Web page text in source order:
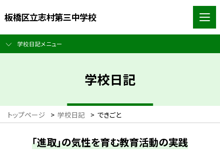
板橋区立志村第三中学校
学校日記メニュー
学校日記
トップページ > 学校日記 > できごと
「進取」の気性を育む教育活動の実践